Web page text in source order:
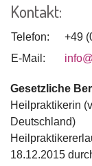
Kontakt:
Telefon:
+49
E-Mail:
Gesetzliche
Heilpraktikerin
Deutschland)
18.12.2015